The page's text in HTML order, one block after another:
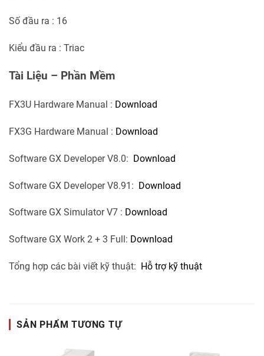
Số đầu ra : 16
Kiểu đầu ra : Triac
Tài Liệu – Phần Mềm
FX3U Hardware Manual : Download
FX3G Hardware Manual : Download
Software GX Developer V8.0: Download
Software GX Developer V8.91: Download
Software GX Simulator V7 : Download
Software GX Work 2 + 3 Full: Download
Tổng hợp các bài viết kỹ thuật: Hỗ trợ kỹ thuật
SẢN PHẨM TƯƠNG TỰ